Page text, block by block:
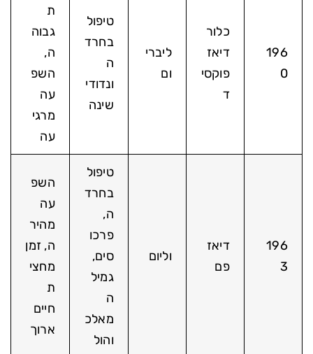
196
0
כלור
דיאז
פוקסי
ד
ליברי
ום
טיפול
בחרד
ה
ונדודי
שינה
ת
גבוה
ה,
השפ
עה
מרגי
עה
196
3
דיאז
פם
וליום
טיפול
בחרד
ה,
פרכו
סים,
גמיל
ה
מאלכ
והול
השפ
עה
מהיר
ה, זמן
מחצי
ת
חיים
ארוך